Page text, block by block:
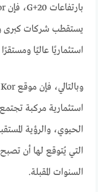
يستقطب شركات كبرى
استثماريًا عاليًا
استثمارية مركبة
الحيوي، والرؤية
التي يُتوقع لها أن
السنوات المقبلة.